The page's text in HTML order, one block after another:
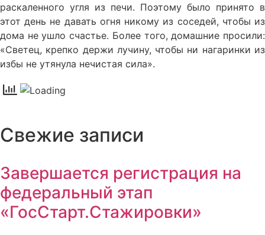
раскаленного угля из печи. Поэтому было принято в
этот день не давать огня никому из соседей, чтобы из
дома не ушло счастье. Более того, домашние просили:
«Светец, крепко держи лучину, чтобы ни нагаринки из
избы не утянула нечистая сила».
Свежие записи
Завершается регистрация на
федеральный этап
«ГосСтарт.Стажировки»